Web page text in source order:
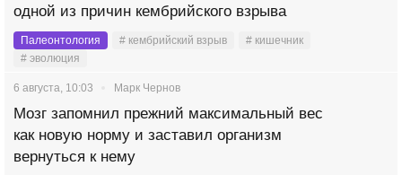
одной из причин кембрийского взрыва
Палеонтология # кембрийский взрыв
# кишечник
# эволюция
6 августа, 10:03 Марк Чернов
Мозг запомнил прежний максимальный вес
как новую норму и заставил организм
вернуться к нему